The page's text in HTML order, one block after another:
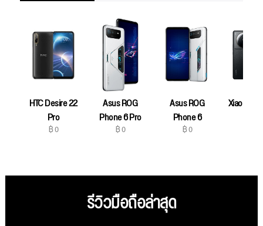
HTC Desire 22
Pro
฿ 0
Asus ROG
Phone 6 Pro
฿ 0
Asus ROG
Phone 6
฿ 0
Xiaomi
รีวิวมือถือล่าสุด